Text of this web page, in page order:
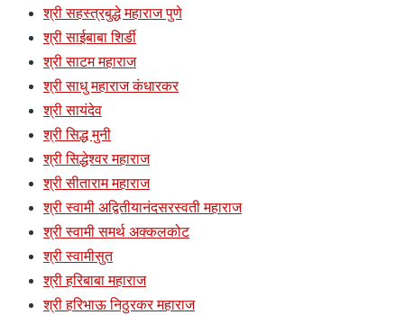
श्री सहस्त्रबुद्धे महाराज पुणे
श्री साईबाबा शिर्डी
श्री साटम महाराज
श्री साधु महाराज कंधारकर
श्री सायंदेव
श्री सिद्ध मुनी
श्री सिद्धेश्वर महाराज
श्री सीताराम महाराज
श्री स्वामी अद्वितीयानंदसरस्वती महाराज
श्री स्वामी समर्थ अक्कलकोट
श्री स्वामीसुत
श्री हरिबाबा महाराज
श्री हरिभाऊ निठुरकर महाराज